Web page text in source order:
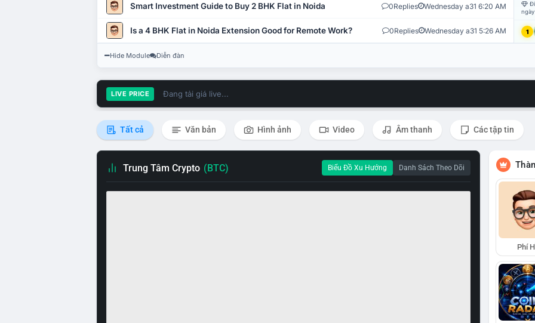
Smart Investment Guide to Buy 2 BHK Flat in Noida 0Replies Wednesday a31 6:20 AM
Is a 4 BHK Flat in Noida Extension Good for Remote Work? 0Replies Wednesday a31 5:26 AM 1
Hide Module Diễn đàn
LIVE PRICE Đang tải giá live...
Tất cả Văn bản Hình ảnh Video Âm thanh Các tập tin
Trung Tâm Crypto (BTC) Biểu Đồ Xu Hướng Danh Sách Theo Dõi
Phí